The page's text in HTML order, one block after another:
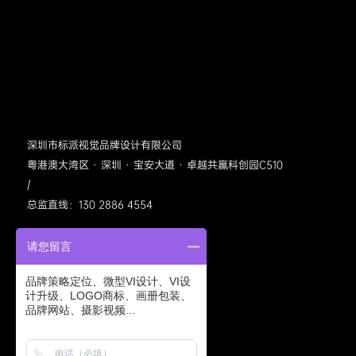
深圳市标派视觉品牌设计有限公司
粤港澳大湾区 · 深圳 · 宝安大道 · 卓越共赢科创园C510
/
总监直线：130 2886 4554
标派视觉公众号
请您留言
品牌策略定位、微型VI设计、VI设
计升级、LOGO商标、画册包装、
品牌网站、摄影视频...